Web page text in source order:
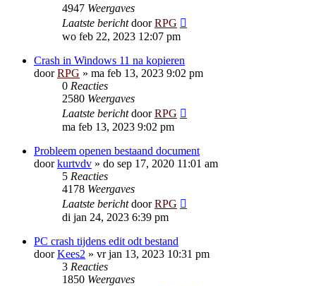
4947 Weergaves
Laatste berichtdoorRPG
wo feb 22, 2023 12:07 pm
Crash in Windows 11 na kopieren
doorRPG » ma feb 13, 2023 9:02 pm
0 Reacties
2580 Weergaves
Laatste berichtdoorRPG
ma feb 13, 2023 9:02 pm
Probleem openen bestaand document
doorkurtvdv » do sep 17, 2020 11:01 am
5 Reacties
4178 Weergaves
Laatste berichtdoorRPG
di jan 24, 2023 6:39 pm
PC crash tijdens edit odt bestand
doorKees2 » vr jan 13, 2023 10:31 pm
3 Reacties
1850 Weergaves